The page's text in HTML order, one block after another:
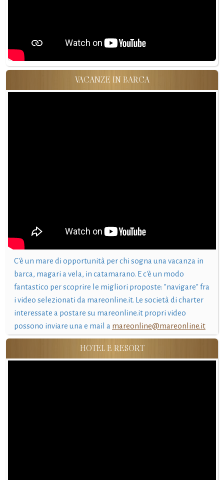
VACANZE IN BARCA
C'è un mare di opportunità per chi sogna una vacanza in
barca, magari a vela, in catamarano. E c'è un modo
fantastico per scoprire le migliori proposte: "navigare" fra
i video selezionati da mareonline.it. Le società di charter
interessate a postare su mareonline.it propri video
possono inviare una e mail a mareonline@mareonline.it
HOTEL E RESORT